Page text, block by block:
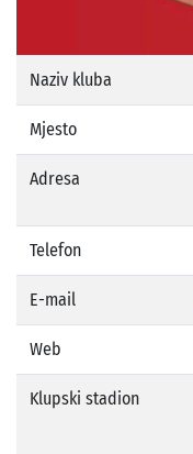
Naziv kluba
Mjesto
Adresa
Telefon
E-mail
Web
Klupski stadion